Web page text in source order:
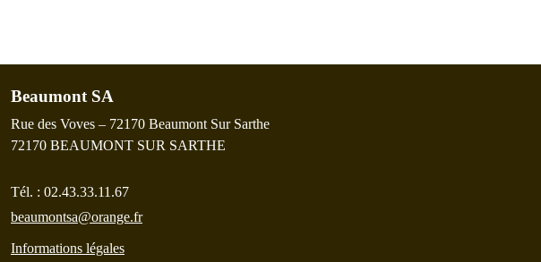
Beaumont SA
Rue des Voves – 72170 Beaumont Sur Sarthe
72170 BEAUMONT SUR SARTHE
Tél. : 02.43.33.11.67
beaumontsa@orange.fr
Informations légales